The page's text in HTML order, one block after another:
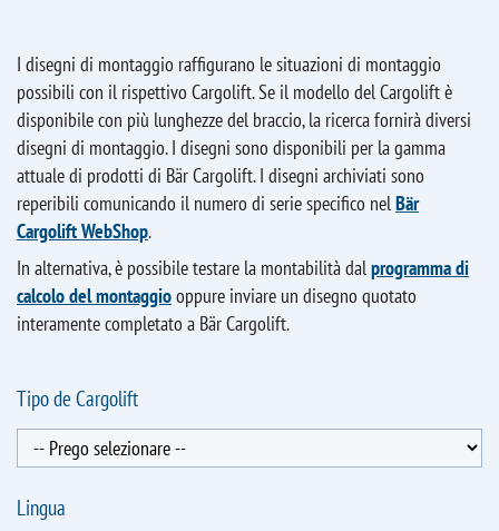
I disegni di montaggio raffigurano le situazioni di montaggio
possibili con il rispettivo Cargolift. Se il modello del Cargolift è
disponibile con più lunghezze del braccio, la ricerca fornirà diversi
disegni di montaggio. I disegni sono disponibili per la gamma
attuale di prodotti di Bär Cargolift. I disegni archiviati sono
reperibili comunicando il numero di serie specifico nelBär
Cargolift WebShop.
In alternativa, è possibile testare la montabilità dalprogramma di
calcolo del montaggiooppure inviare un disegno quotato
interamente completato a Bär Cargolift.
Tipo de Cargolift
Lingua